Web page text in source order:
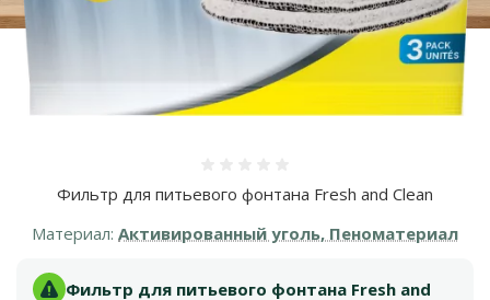
Фильтр для питьевого фонтана Fresh and Clean
Материал: Активированный уголь, Пеноматериал
Фильтр для питьевого фонтана Fresh and